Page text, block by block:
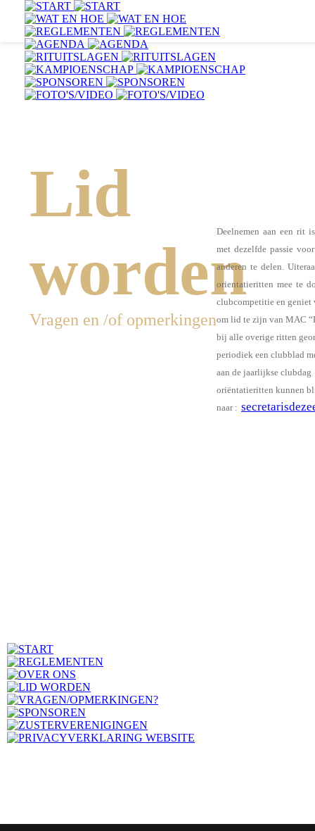
Lid
worden
Vragen en /of opmerkingen
Deelnemen aan een rit is
met dezelfde passie voor
anderen te delen.
orientatieritten mee te
clubcompetitie en
om lid te zijn van MAC
bij alle overige ritten
periodiek een clubblad
aan de jaarlijkse clubdag
oriëntatieritten kunnen
naar :